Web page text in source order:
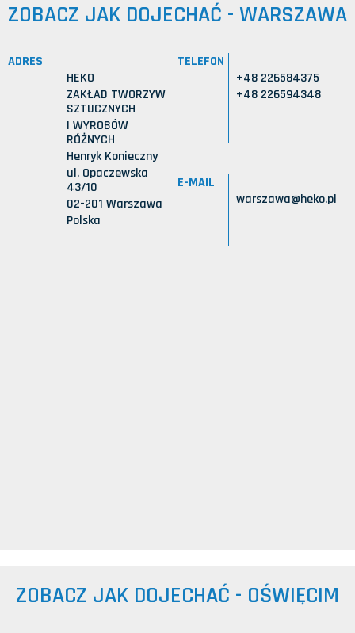
ZOBACZ JAK DOJECHAĆ - WARSZAWA
ADRES
HEKO
ZAKŁAD TWORZYW
SZTUCZNYCH
I WYROBÓW
RÓŻNYCH
Henryk Konieczny
ul. Opaczewska
43/10
02-201 Warszawa
Polska
TELEFON
+48 226584375
+48 226594348
E-MAIL
warszawa@heko.pl
ZOBACZ JAK DOJECHAĆ - OŚWIĘCIM